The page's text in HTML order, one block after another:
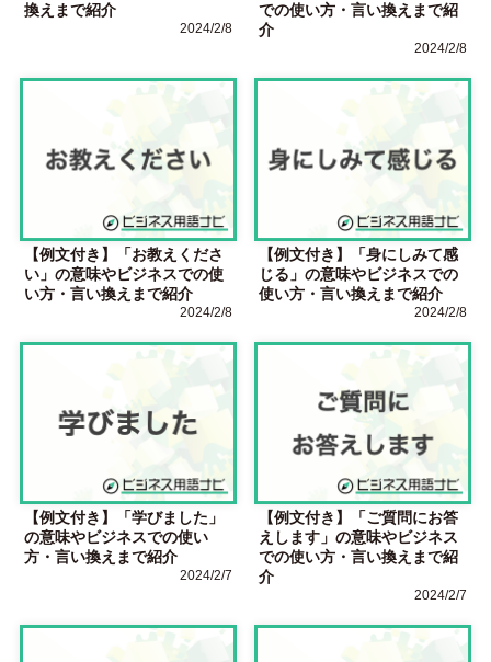
換えまで紹介
2024/2/8
での使い方・言い換えまで紹
介
2024/2/8
【例文付き】「お教えくださ
い」の意味やビジネスでの使
い方・言い換えまで紹介
2024/2/8
【例文付き】「身にしみて感
じる」の意味やビジネスでの
使い方・言い換えまで紹介
2024/2/8
【例文付き】「学びました」
の意味やビジネスでの使い
方・言い換えまで紹介
2024/2/7
【例文付き】「ご質問にお答
えします」の意味やビジネス
での使い方・言い換えまで紹
介
2024/2/7